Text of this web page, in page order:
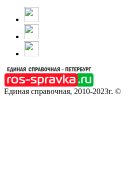
Единая справочная, 2010-2023г. ©